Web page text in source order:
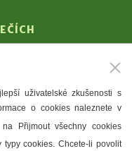
uživatelské zkušenosti s
o cookies naleznete v
Přijmout všechny cookies
cookies. Chcete-li povolit